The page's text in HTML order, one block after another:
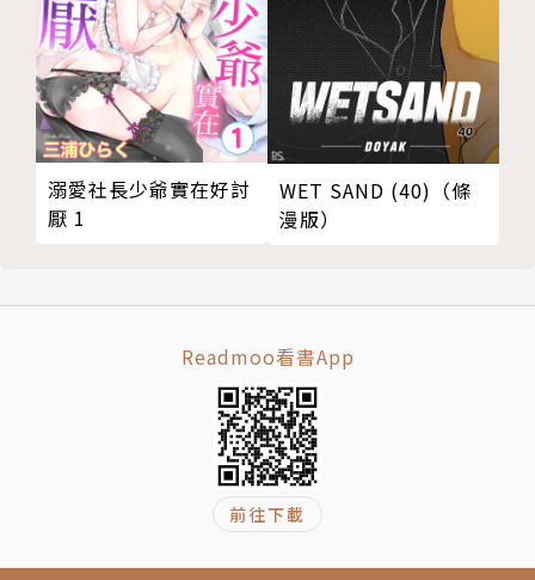
溺愛社長少爺實在好討
厭 1
WET SAND (40)（條
漫版）
Readmoo看書App
前往下載